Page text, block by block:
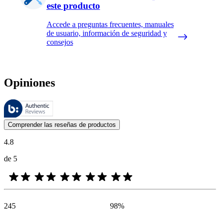
este producto
Accede a preguntas frecuentes, manuales
de usuario, información de seguridad y
consejos
Opiniones
Estas reseñas las gestiona Bazaarvoice y cumplen con la política de
Las opiniones de los clientes en forma de reseñas de productos y
Comprender las reseñas de productos
4.8
de 5
245
98%